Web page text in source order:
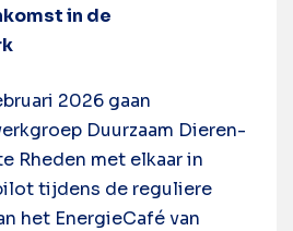
in de
2026 gaan
Duurzaam Dieren-
Rheden met elkaar in
tijdens de reguliere
het EnergieCafé van